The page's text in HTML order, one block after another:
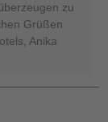
zu
Grüßen
Anika